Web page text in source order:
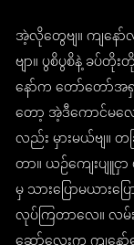
အဲ့လိုတွေဗျ။ ကျနော်
ဗျာ။ ပွစိပွစိနဲ့ ခပ်တို
နော်က တော်တော်အ
တော့ အဲ့ဒီကောင်မ
လည်း မှားမယ်ဗျ။
တာ။ ယဉ်ကျေးပျူငှ
မှ သားပြောမယား
လုပ်ကြတာလေ။ လမ်